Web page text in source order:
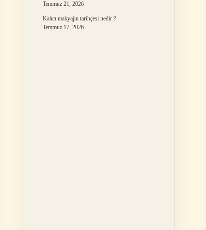
Temmuz 21, 2026
Kalıcı makyajın tarihçesi nedir ?
Temmuz 17, 2026